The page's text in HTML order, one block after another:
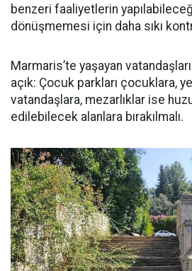
benzeri faaliyetlerin
dönüşmemesi için daha sıkı
Marmaris’te yaşayan
açık: Çocuk parkları çocuklara,
vatandaşlara, mezarlıklar ise
edilebilecek alanlara bırakılmalı.